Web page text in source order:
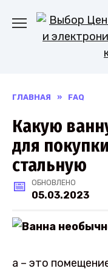
содержанию
ГЛАВНАЯ » FAQ
Какую
для
стальную
ОБНОВЛЕНО
05.03.2023
а – это